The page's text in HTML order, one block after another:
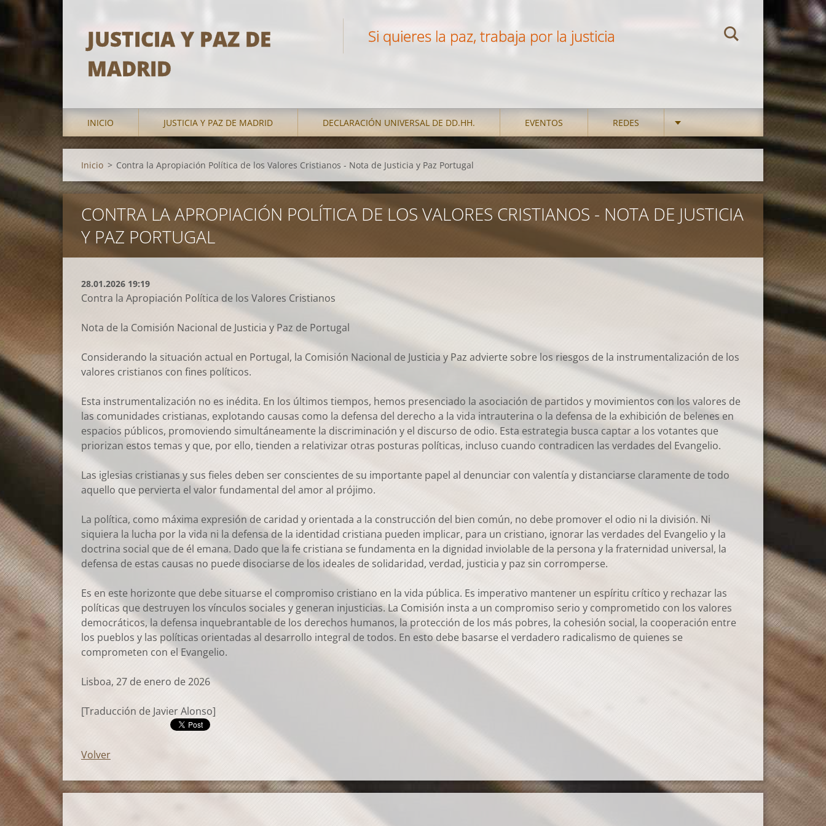
JUSTICIA Y PAZ DE
MADRID
Si quieres la paz, trabaja por la justicia
INICIO JUSTICIA Y PAZ DE MADRID DECLARACIÓN UNIVERSAL DE DD.HH. EVENTOS REDES
Inicio > Contra la Apropiación Política de los Valores Cristianos - Nota de Justicia y Paz Portugal
CONTRA LA APROPIACIÓN POLÍTICA DE LOS VALORES CRISTIANOS - NOTA DE JUSTICIA
Y PAZ PORTUGAL
28.01.2026 19:19
Contra la Apropiación Política de los Valores Cristianos
Nota de la Comisión Nacional de Justicia y Paz de Portugal
Considerando la situación actual en Portugal, la Comisión Nacional de Justicia y Paz advierte sobre los riesgos de la instrumentalización de los
valores cristianos con fines políticos.
Esta instrumentalización no es inédita. En los últimos tiempos, hemos presenciado la asociación de partidos y movimientos con los valores de
las comunidades cristianas, explotando causas como la defensa del derecho a la vida intrauterina o la defensa de la exhibición de belenes en
espacios públicos, promoviendo simultáneamente la discriminación y el discurso de odio. Esta estrategia busca captar a los votantes que
priorizan estos temas y que, por ello, tienden a relativizar otras posturas políticas, incluso cuando contradicen las verdades del Evangelio.
Las iglesias cristianas y sus fieles deben ser conscientes de su importante papel al denunciar con valentía y distanciarse claramente de todo
aquello que pervierta el valor fundamental del amor al prójimo.
La política, como máxima expresión de caridad y orientada a la construcción del bien común, no debe promover el odio ni la división. Ni
siquiera la lucha por la vida ni la defensa de la identidad cristiana pueden implicar, para un cristiano, ignorar las verdades del Evangelio y la
doctrina social que de él emana. Dado que la fe cristiana se fundamenta en la dignidad inviolable de la persona y la fraternidad universal, la
defensa de estas causas no puede disociarse de los ideales de solidaridad, verdad, justicia y paz sin corromperse.
Es en este horizonte que debe situarse el compromiso cristiano en la vida pública. Es imperativo mantener un espíritu crítico y rechazar las
políticas que destruyen los vínculos sociales y generan injusticias. La Comisión insta a un compromiso serio y comprometido con los valores
democráticos, la defensa inquebrantable de los derechos humanos, la protección de los más pobres, la cohesión social, la cooperación entre
los pueblos y las políticas orientadas al desarrollo integral de todos. En esto debe basarse el verdadero radicalismo de quienes se
comprometen con el Evangelio.
Lisboa, 27 de enero de 2026
[Traducción de Javier Alonso]
Volver